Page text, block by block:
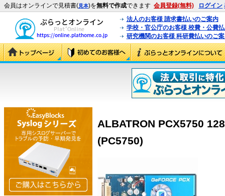
会員はオンラインで見積書(見本)を無料で作成できます 会員登録(無料) ログイン
法人のお客様 請求書払いのご案内
学校・官公庁のお客様 校費・公費
研究機関のお客様 科研費払いのご
ALBATRON PCX5750
(PC5750)